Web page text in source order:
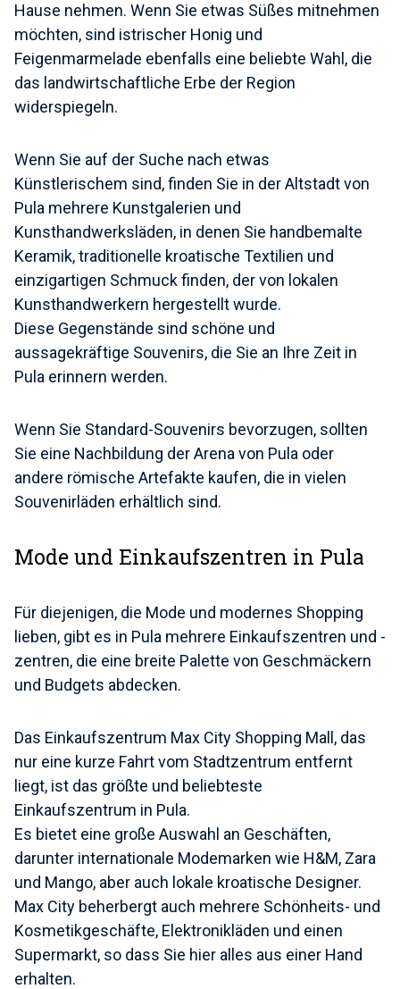
Hause nehmen. Wenn Sie etwas Süßes mitnehmen
möchten, sind istrischer Honig und
Feigenmarmelade ebenfalls eine beliebte Wahl, die
das landwirtschaftliche Erbe der Region
widerspiegeln.
Wenn Sie auf der Suche nach etwas
Künstlerischem sind, finden Sie in der Altstadt von
Pula mehrere Kunstgalerien und
Kunsthandwerksläden, in denen Sie handbemalte
Keramik, traditionelle kroatische Textilien und
einzigartigen Schmuck finden, der von lokalen
Kunsthandwerkern hergestellt wurde.
Diese Gegenstände sind schöne und
aussagekräftige Souvenirs, die Sie an Ihre Zeit in
Pula erinnern werden.
Wenn Sie Standard-Souvenirs bevorzugen, sollten
Sie eine Nachbildung der Arena von Pula oder
andere römische Artefakte kaufen, die in vielen
Souvenirläden erhältlich sind.
Mode und Einkaufszentren in Pula
Für diejenigen, die Mode und modernes Shopping
lieben, gibt es in Pula mehrere Einkaufszentren und -
zentren, die eine breite Palette von Geschmäckern
und Budgets abdecken.
Das Einkaufszentrum Max City Shopping Mall, das
nur eine kurze Fahrt vom Stadtzentrum entfernt
liegt, ist das größte und beliebteste
Einkaufszentrum in Pula.
Es bietet eine große Auswahl an Geschäften,
darunter internationale Modemarken wie H&M, Zara
und Mango, aber auch lokale kroatische Designer.
Max City beherbergt auch mehrere Schönheits- und
Kosmetikgeschäfte, Elektronikläden und einen
Supermarkt, so dass Sie hier alles aus einer Hand
erhalten.